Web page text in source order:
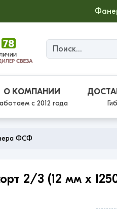
О КОМПАНИИ
с 2012 года
ФСФ
2/3 (12 мм x